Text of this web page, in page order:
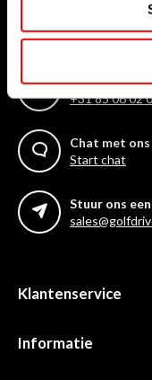
Waar kunnen we u
Bel ons
+31 85 06 02
Chat met ons
Start chat
Stuur ons
Klantenservice
Informatie